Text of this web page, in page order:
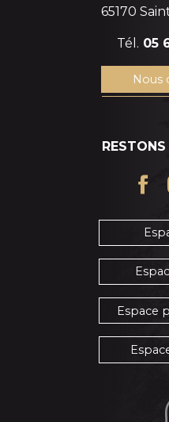
65170
Tél. 05
Nous
Espace